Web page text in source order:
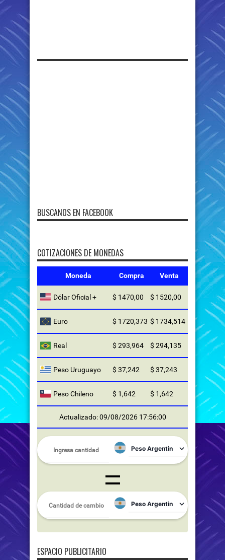
BUSCANOS EN FACEBOOK
COTIZACIONES DE MONEDAS
Moneda Compra Venta
Dólar Oficial + $ 1470,00 $ 1520,00
Euro $ 1720,373 $ 1734,514
Real $ 293,964 $ 294,135
Peso Uruguayo $ 37,242 $ 37,243
Peso Chileno $ 1,642 $ 1,642
Actualizado: 09/08/2026 17:56:00
ESPACIO PUBLICITARIO